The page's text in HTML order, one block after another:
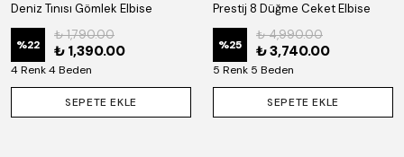
Deniz Tınısı Gömlek Elbise
%22
₺ 1,790.00
₺ 1,390.00
4 Renk 4 Beden
SEPETE EKLE
Prestij 8 Düğme Ceket Elbise
%25
₺ 4,990.00
₺ 3,740.00
5 Renk 5 Beden
SEPETE EKLE